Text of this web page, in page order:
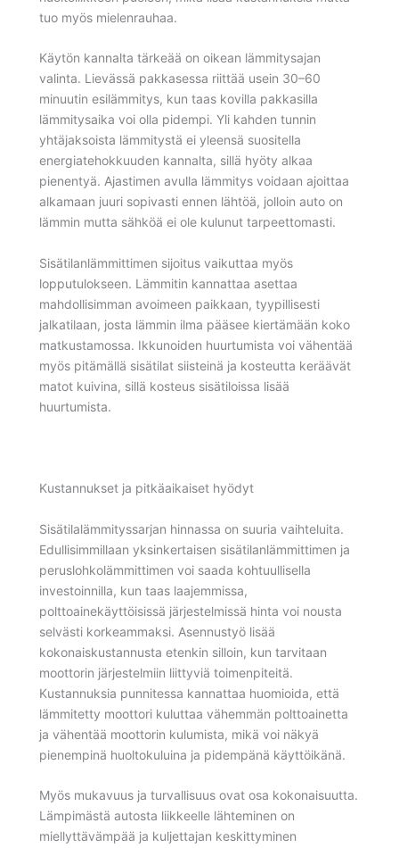
tuo myös mielenrauhaa.
Käytön kannalta tärkeää on oikean lämmitysajan
valinta. Lievässä pakkasessa riittää usein 30–60
minuutin esilämmitys, kun taas kovilla pakkasilla
lämmitysaika voi olla pidempi. Yli kahden tunnin
yhtäjaksoista lämmitystä ei yleensä suositella
energiatehokkuuden kannalta, sillä hyöty alkaa
pienentyä. Ajastimen avulla lämmitys voidaan ajoittaa
alkamaan juuri sopivasti ennen lähtöä, jolloin auto on
lämmin mutta sähköä ei ole kulunut tarpeettomasti.
Sisätilanlämmittimen sijoitus vaikuttaa myös
lopputulokseen. Lämmitin kannattaa asettaa
mahdollisimman avoimeen paikkaan, tyypillisesti
jalkatilaan, josta lämmin ilma pääsee kiertämään koko
matkustamossa. Ikkunoiden huurtumista voi vähentää
myös pitämällä sisätilat siisteinä ja kosteutta keräävät
matot kuivina, sillä kosteus sisätiloissa lisää
huurtumista.
Kustannukset ja pitkäaikaiset hyödyt
Sisätilalämmityssarjan hinnassa on suuria vaihteluita.
Edullisimmillaan yksinkertaisen sisätilanlämmittimen ja
peruslohkolämmittimen voi saada kohtuullisella
investoinnilla, kun taas laajemmissa,
polttoainekäyttöisissä järjestelmissä hinta voi nousta
selvästi korkeammaksi. Asennustyö lisää
kokonaiskustannusta etenkin silloin, kun tarvitaan
moottorin järjestelmiin liittyviä toimenpiteitä.
Kustannuksia punnitessa kannattaa huomioida, että
lämmitetty moottori kuluttaa vähemmän polttoainetta
ja vähentää moottorin kulumista, mikä voi näkyä
pienempinä huoltokuluina ja pidempänä käyttöikänä.
Myös mukavuus ja turvallisuus ovat osa kokonaisuutta.
Lämpimästä autosta liikkeelle lähteminen on
miellyttävämpää ja kuljettajan keskittyminen